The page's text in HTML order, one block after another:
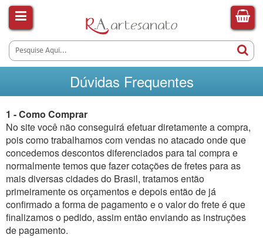
Dúvidas Frequentes
1 - Como Comprar
No site você não conseguirá efetuar diretamente a compra,
pois como trabalhamos com vendas no atacado onde que
concedemos descontos diferenciados para tal compra e
normalmente temos que fazer cotações de fretes para as
mais diversas cidades do Brasil, tratamos então
primeiramente os orçamentos e depois então de já
confirmado a forma de pagamento e o valor do frete é que
finalizamos o pedido, assim então enviando as instruções
de pagamento.